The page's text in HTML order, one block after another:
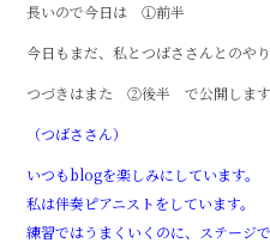
長いので今日は ①前半
今日もまだ、私とつばささんとのや
つづきはまた ②後半 で公開します
（つばささん）
いつもblogを楽しみにしています。
私は伴奏ピアニストをしています。
練習ではうまくいくのに、ステージ